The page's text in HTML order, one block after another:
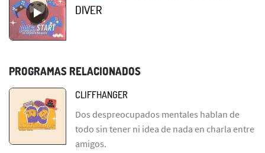
DIVER
PROGRAMAS RELACIONADOS
CLIFFHANGER
Dos despreocupados mentales hablan de
todo sin tener ni idea de nada en charla entre
amigos.